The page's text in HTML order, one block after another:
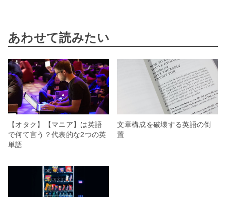
あわせて読みたい
【オタク】【マニア】は英語
で何て言う？代表的な2つの英
単語
文章構成を破壊する英語の倒
置